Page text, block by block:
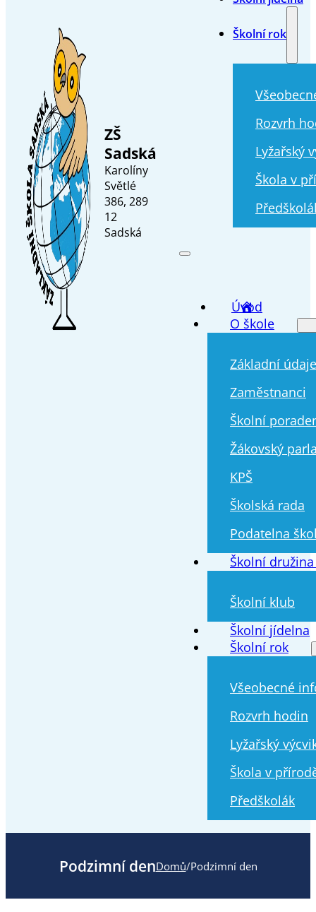
ZŠ
Sadská
Karolíny
Světlé
386, 289
12
Sadská
Školní rok
Rozvrh
Lyžařský
Škola v
Úvod
O škole
Základní údaje
Zaměstnanci
Školní
Žákovský
KPŠ
Školská rada
Podatelna
Školní
Školní klub
Školní jídelna
Školní rok
Všeobecné
Rozvrh hodin
Lyžařský
Škola v
Předškolák
Podzimní denDomů/Podzimní den